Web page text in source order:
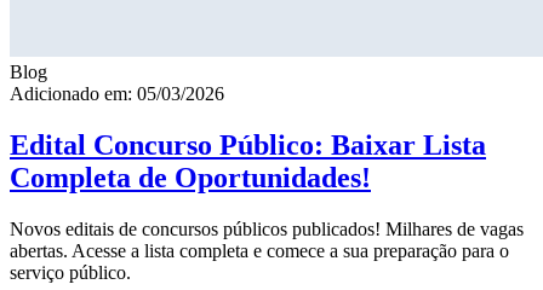
Blog
Adicionado em: 05/03/2026
Edital Concurso Público: Baixar Lista
Completa de Oportunidades!
Novos editais de concursos públicos publicados! Milhares de vagas
abertas. Acesse a lista completa e comece a sua preparação para o
serviço público.